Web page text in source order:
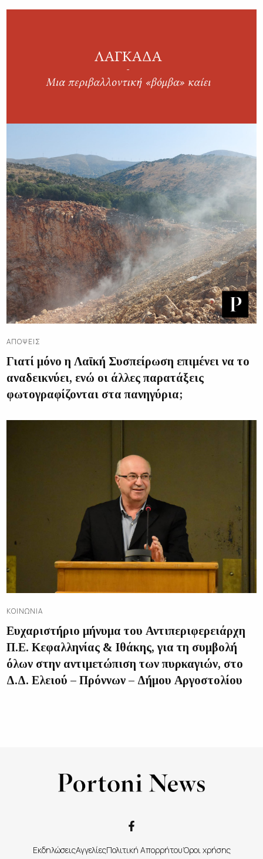
ΑΠΌΨΕΙΣ
Γιατί μόνο η Λαϊκή Συσπείρωση επιμένει να το
αναδεικνύει, ενώ οι άλλες παρατάξεις
φωτογραφίζονται στα πανηγύρια;
ΚΟΙΝΩΝΊΑ
Ευχαριστήριο μήνυμα του Αντιπεριφερειάρχη
Π.Ε. Κεφαλληνίας & Ιθάκης, για τη συμβολή
όλων στην αντιμετώπιση των πυρκαγιών, στο
Δ.Δ. Ελειού – Πρόννων – Δήμου Αργοστολίου
ΕκδηλώσειςΑγγελίεςΠολιτική ΑπορρήτουΌροι χρήσης